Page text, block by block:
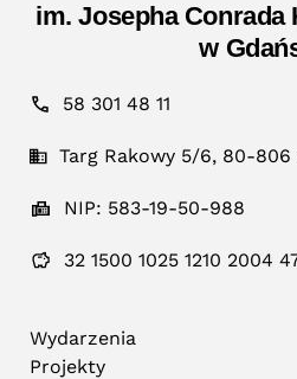
im. Josepha
w
58 301 48 11
Targ Rakowy 5/6, 80-806
NIP: 583-19-50-988
32 1500 1025 1210 2004
Wydarzenia
Projekty